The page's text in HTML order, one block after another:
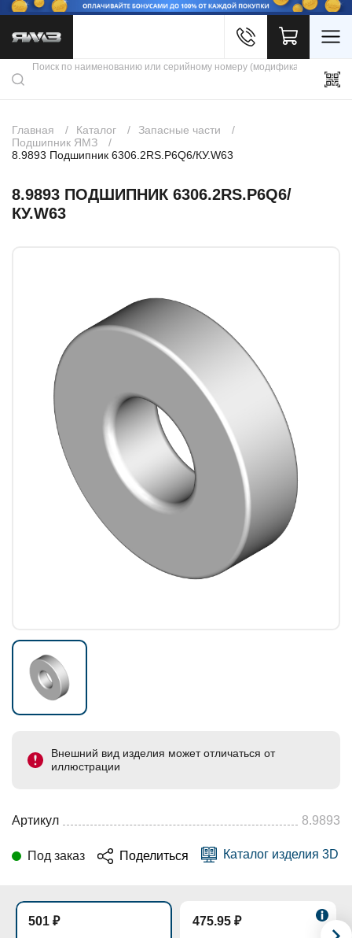
Каталог продукции
Скидки
Контакты
Главная Каталог
Запасные части
Подшипник ЯМЗ
8.9893 Подшипник 6306.2RS.P6Q6/КУ.W63
8.9893 ПОДШИПНИК 6306.2RS.P6Q6/
КУ.W63
Внешний вид изделия может отличаться от
иллюстрации
Артикул 8.9893
Под заказ Поделиться Каталог изделия 3D
501 ₽ 475.95 ₽